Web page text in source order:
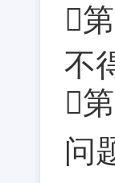

不

问